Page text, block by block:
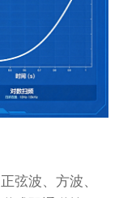
弦波、方波、